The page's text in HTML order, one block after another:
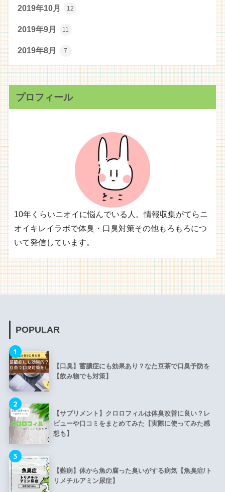
2019年10月 12
2019年9月 11
2019年8月 7
プロフィール
10年くらいニオイに悩んでいる人。情報収集がてらニ
オイキレイラボで体臭・口臭対策その他もろもろにつ
いて発信しています。
POPULAR
1
【口臭】蓄膿症にも効果あり？なた豆茶で口臭予防を
【飲み物でも対策】
2
【サプリメント】クロロフィルは体臭改善に良い？レ
ビューや口コミをまとめてみた【実際に使ってみた感
想も】
3
【難病】体から魚の腐った臭いがする病気【魚臭症/ト
リメチルアミン尿症】